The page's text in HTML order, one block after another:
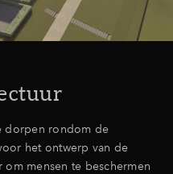
dorpen rondom de
het ontwerp van de
mensen te beschermen